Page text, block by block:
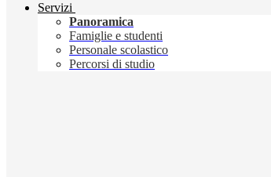
Servizi
Panoramica
Famiglie e studenti
Personale scolastico
Percorsi di studio